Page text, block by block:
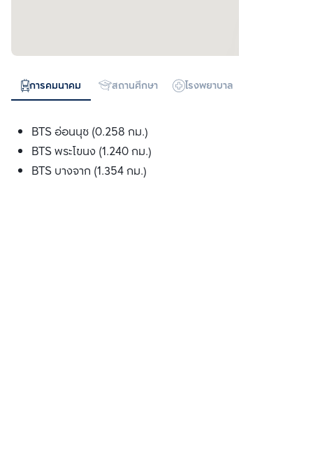
การคมนาคม สถานศึกษา โรงพยาบาล
BTS อ่อนนุช (0.258 กม.)
BTS พระโขนง (1.240 กม.)
BTS บางจาก (1.354 กม.)